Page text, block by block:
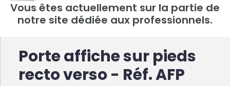
Vous êtes actuellement sur la partie de
notre site dédiée aux professionnels.
Porte affiche sur pieds
recto verso - Réf. AFP